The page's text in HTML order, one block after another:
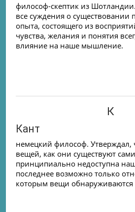
философ-скептик из
все суждения о существовании
опыта, состоящего из
чувства, желания и понятия
влияние на наше мышление.
К
Кант
немецкий философ. Утверждал,
вещей, как они существуют
принципиально недоступна
последнее возможно только
которым вещи